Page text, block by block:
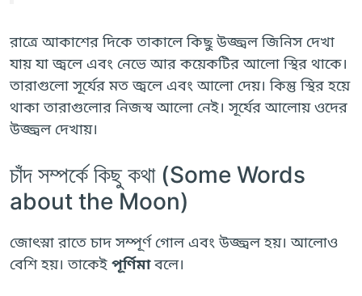
রাত্রে আকাশের দিকে তাকালে কিছু উজ্জ্বল জিনিস দেখা
যায় যা জ্বলে এবং নেভে আর কয়েকটির আলো স্থির থাকে।
তারাগুলো সূর্যের মত জ্বলে এবং আলো দেয়। কিন্তু স্থির হয়ে
থাকা তারাগুলোর নিজস্ব আলো নেই। সূর্যের আলোয় ওদের
উজ্জ্বল দেখায়।
চাঁদ সম্পর্কে কিছু কথা (Some Words
about the Moon)
জোৎস্না রাতে চাদ সম্পূর্ণ গোল এবং উজ্জ্বল হয়। আলোও
বেশি হয়। তাকেই পূর্ণিমাবলে।